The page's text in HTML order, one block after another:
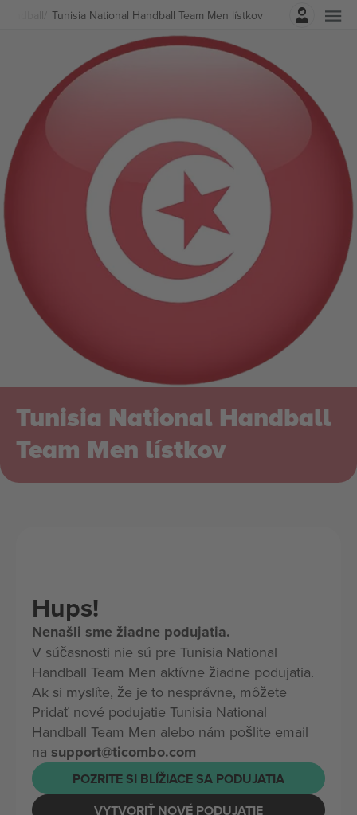
Tunisia National Handball Team Men lístkov
Prihlásenie
Tunisia National Handball
Team Men lístkov
Hups!
Nenašli sme žiadne podujatia.
V súčasnosti nie sú pre Tunisia National
Handball Team Men aktívne žiadne podujatia.
Ak si myslíte, že je to nesprávne, môžete
Pridať nové podujatie Tunisia National
Handball Team Men alebo nám pošlite email
na support@ticombo.com
POZRITE SI BLÍŽIACE SA PODUJATIA
VYTVORIŤ NOVÉ PODUJATIE